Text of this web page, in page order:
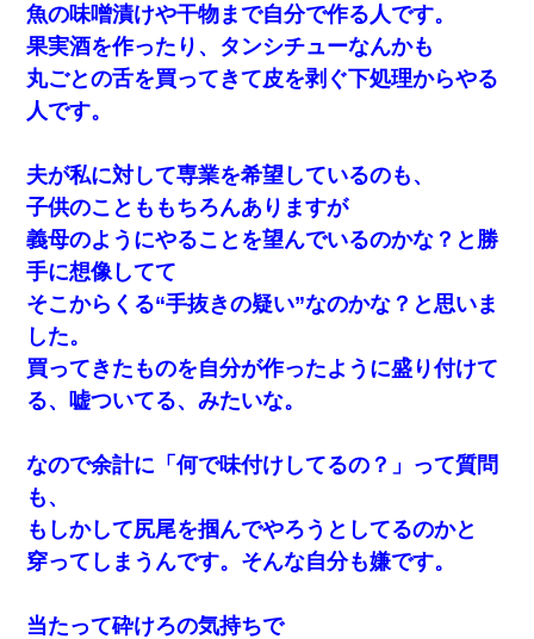
体中に赤い蕁麻疹みたいなのができて、皮膚科にいったら「ジベ
ル薔薇色ひこう疹」という症状だと言われた
童貞俺、宅飲みした女友達2人を家に泊めた結果ｗｗｗｗｗｗ
10年ほど前、息子がまだ年中だった時に離婚したんだけど、一昨
年の暮れに突然息子が職場を訪ねてきた。
わい(42)渋谷の夜のサービスで19の女の子にゴックンさせた結果
ｗｗｗｗｗｗｗｗ
朝起きたら嫁がいなかった。俺（嫁も嫁実家も電話に出ない…不
安だ）→ 仕事を早退して帰宅すると、嫁と嫁両親と知らない男が
２人・・・
17年飼っていた犬が亡くなった。鼻水垂らし嗚咽する私に、猫が
スマホを与えられて、中学卒業する頃にはすっかり女叩きに洗脳
された弟が、大学進学のために一人暮らししたいと言い出した。
魚の味噌漬けや干物まで自分で作る人です。
果実酒を作ったり、タンシチューなんかも
丸ごとの舌を買ってきて皮を剥ぐ下処理からやる
人です。
夫が私に対して専業を希望しているのも、
子供のことももちろんありますが
義母のようにやることを望んでいるのかな？と勝
手に想像してて
そこからくる“手抜きの疑い”なのかな？と思いま
した。
買ってきたものを自分が作ったように盛り付けて
る、嘘ついてる、みたいな。
なので余計に「何で味付けしてるの？」って質問
も、
もしかして尻尾を掴んでやろうとしてるのかと
穿ってしまうんです。そんな自分も嫌です。
当たって砕けろの気持ちで